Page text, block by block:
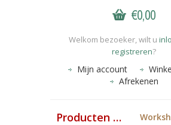
€0,00
Welkom bezoeker, wilt u
registreren?
Mijn account
Afrekenen
Producten FiB